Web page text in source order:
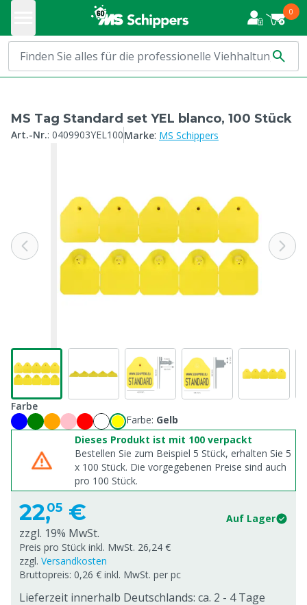
0
MS Tag Standard set YEL blanco, 100 Stück
Art.-Nr.: 0409903YEL100Marke: MS Schippers
Farbe
Farbe: Gelb
Dieses Produkt ist mit 100 verpackt
Bestellen Sie zum Beispiel 5 Stück, erhalten Sie 5
x 100 Stück. Die vorgegebenen Preise sind auch
pro 100 Stück.
22,05 € Auf Lager
zzgl. 19% MwSt.
Preis pro Stück inkl. MwSt. 26,24 €
zzgl. Versandkosten
Bruttopreis: 0,26 € inkl. MwSt. per pc
Lieferzeit innerhalb Deutschlands: ca. 2 - 4 Tage